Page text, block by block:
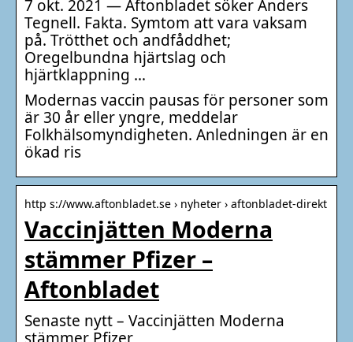
7 okt. 2021 — Aftonbladet söker Anders
Tegnell. Fakta. Symtom att vara vaksam
på. Trötthet och andfåddhet;
Oregelbundna hjärtslag och
hjärtklappning …
Modernas vaccin pausas för personer som
är 30 år eller yngre, meddelar
Folkhälsomyndigheten. Anledningen är en
ökad ris
http s://www.aftonbladet.se › nyheter › aftonbladet-direkt
Vaccinjätten Moderna
stämmer Pfizer –
Aftonbladet
Senaste nytt – Vaccinjätten Moderna